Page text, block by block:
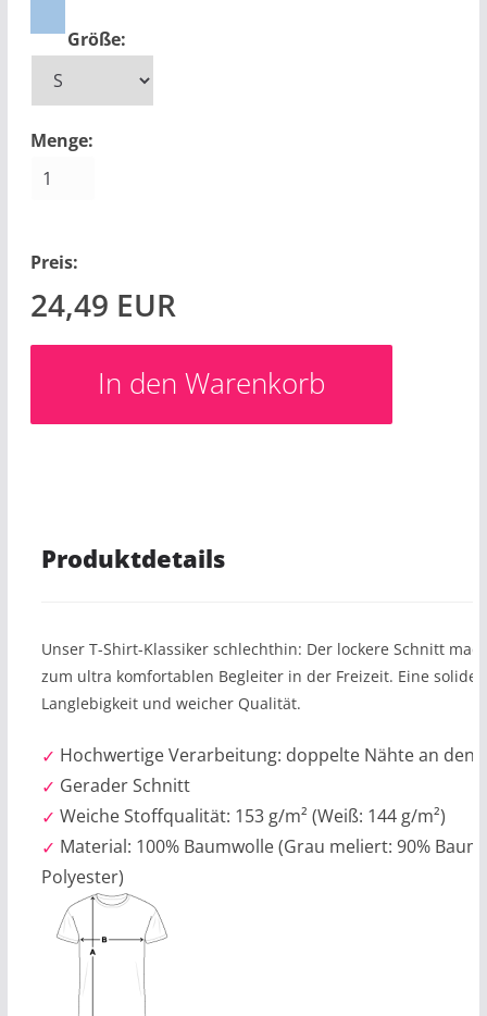
Größe:
Menge:
Preis:
24,49 EUR
Produktdetails
Unser T-Shirt-Klassiker schlechthin: Der lockere Schnitt
zum ultra komfortablen Begleiter in der Freizeit. Eine solide
Langlebigkeit und weicher Qualität.
Hochwertige Verarbeitung: doppelte Nähte an den
Gerader Schnitt
Weiche Stoffqualität: 153 g/m² (Weiß: 144 g/m²)
Material: 100% Baumwolle (Grau meliert: 90%
Polyester)